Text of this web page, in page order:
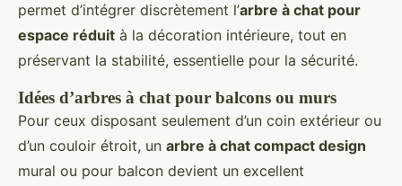
permet d’intégrer discrètement l’arbre à chat pour
espace réduit à la décoration intérieure, tout en
préservant la stabilité, essentielle pour la sécurité.
Idées d’arbres à chat pour balcons ou murs
Pour ceux disposant seulement d’un coin extérieur ou
d’un couloir étroit, un arbre à chat compact design
mural ou pour balcon devient un excellent